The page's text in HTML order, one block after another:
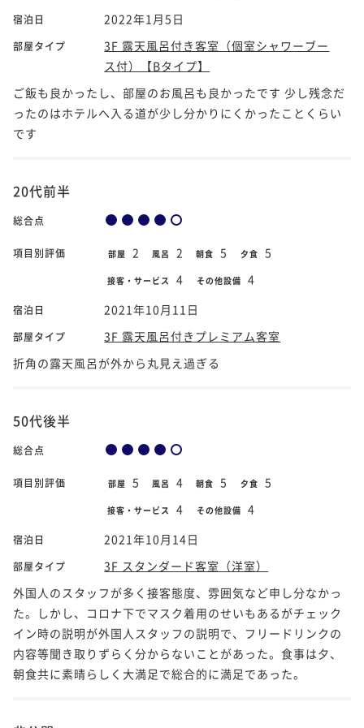
宿泊日 2022年1月5日
部屋タイプ
3F 露天風呂付き客室（個室シャワーブー
ス付）【Bタイプ】
ご飯も良かったし、部屋のお風呂も良かったです 少し残念だ
ったのはホテルへ入る道が少し分かりにくかったことくらい
です
20代前半
総合点
項目別評価 部屋 2 風呂 2 朝食 5 夕食 5
接客・サービス 4 その他設備 4
宿泊日 2021年10月11日
部屋タイプ
3F 露天風呂付きプレミアム客室
折角の露天風呂が外から丸見え過ぎる
50代後半
総合点
項目別評価 部屋 5 風呂 4 朝食 5 夕食 5
接客・サービス 4 その他設備 4
宿泊日 2021年10月14日
部屋タイプ
3F スタンダード客室（洋室）
外国人のスタッフが多く接客態度、雰囲気など申し分なかっ
た。しかし、コロナ下でマスク着用のせいもあるがチェック
イン時の説明が外国人スタッフの説明で、フリードリンクの
内容等聞き取りずらく分からないことがあった。食事は夕、
朝食共に素晴らしく大満足で総合的に満足であった。